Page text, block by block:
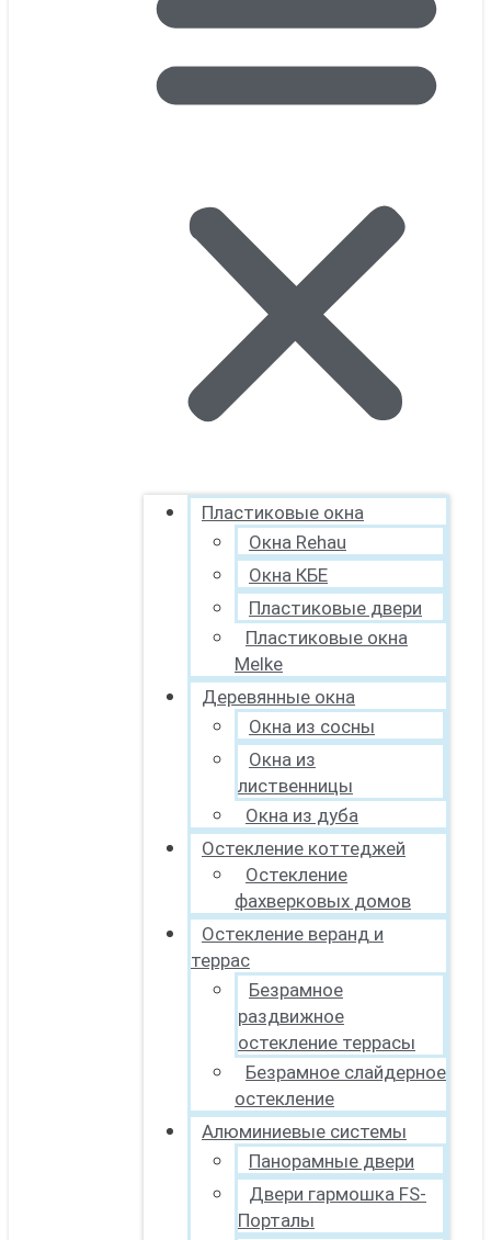
Пластиковые окна
Окна Rehau
Окна КБЕ
Пластиковые двери
Пластиковые окна
Melke
Деревянные окна
Окна из сосны
Окна из
лиственницы
Окна из дуба
Остекление коттеджей
Остекление
фахверковых домов
Остекление веранд и
террас
Безрамное
раздвижное
остекление террасы
Безрамное слайдерное
остекление
Алюминиевые системы
Панорамные двери
Двери гармошка FS-
Порталы